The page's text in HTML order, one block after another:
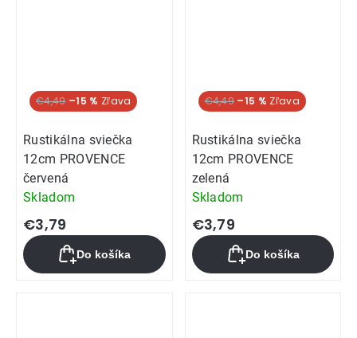
€4,49 –15 %
Rustikálna sviečka
12cm PROVENCE
červená
Skladom
€3,79
Do košíka
€4,49 –15 %
Rustikálna sviečka
12cm PROVENCE
zelená
Skladom
€3,79
Do košíka